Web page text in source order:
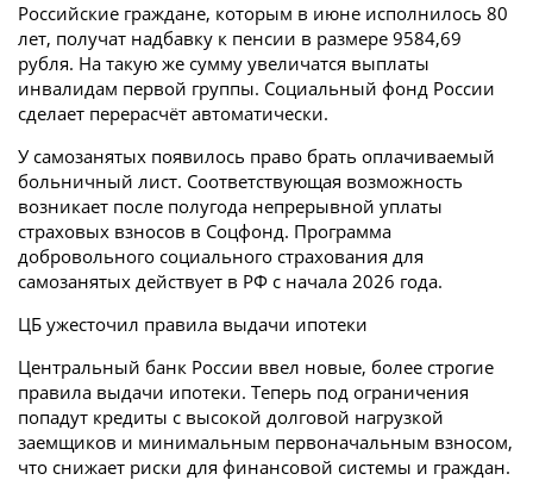
Российские граждане, которым в июне исполнилось 80
лет, получат надбавку к пенсии в размере 9584,69
рубля. На такую же сумму увеличатся выплаты
инвалидам первой группы. Социальный фонд России
сделает перерасчёт автоматически.
У самозанятых появилось право брать оплачиваемый
больничный лист. Соответствующая возможность
возникает после полугода непрерывной уплаты
страховых взносов в Соцфонд. Программа
добровольного социального страхования для
самозанятых действует в РФ с начала 2026 года.
ЦБ ужесточил правила выдачи ипотеки
Центральный банк России ввел новые, более строгие
правила выдачи ипотеки. Теперь под ограничения
попадут кредиты с высокой долговой нагрузкой
заемщиков и минимальным первоначальным взносом,
что снижает риски для финансовой системы и граждан.